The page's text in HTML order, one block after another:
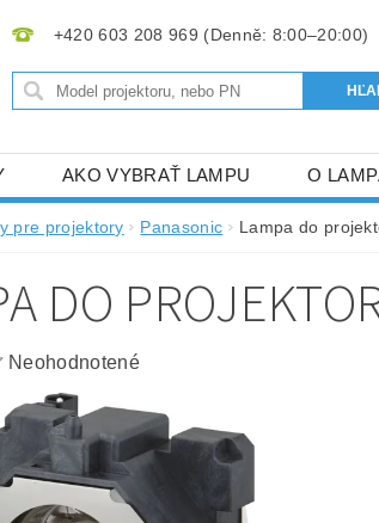
+420 603 208 969
AKO VYBRAŤ LAMPU O
pre projektory Panasonic Lampa do
DO
Neohodnotené